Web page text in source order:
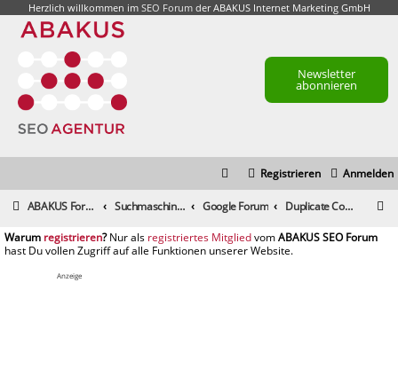
Herzlich willkommen im SEO Forumder ABAKUS Internet Marketing GmbH
Newsletter
abonnieren
Anmelden
Registrieren
ABAKUS Foren-Übersicht Suchmaschinenmarketing (SEM) / Suchmaschinenoptimierung (SEO) Google Forum Duplicate Content vermeiden
registrieren registriertes Mitglied
Anzeige